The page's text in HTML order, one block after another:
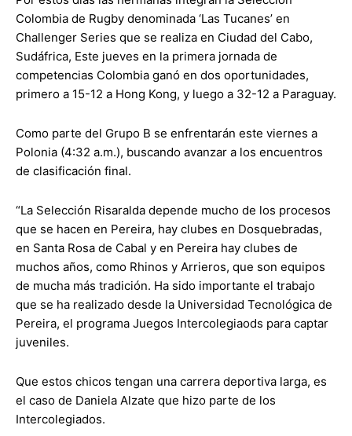
Colombia de Rugby denominada ‘Las Tucanes’ en
Challenger Series que se realiza en Ciudad del Cabo,
Sudáfrica, Este jueves en la primera jornada de
competencias Colombia ganó en dos oportunidades,
primero a 15-12 a Hong Kong, y luego a 32-12 a Paraguay.
Como parte del Grupo B se enfrentarán este viernes a
Polonia (4:32 a.m.), buscando avanzar a los encuentros
de clasificación final.
“La Selección Risaralda depende mucho de los procesos
que se hacen en Pereira, hay clubes en Dosquebradas,
en Santa Rosa de Cabal y en Pereira hay clubes de
muchos años, como Rhinos y Arrieros, que son equipos
de mucha más tradición. Ha sido importante el trabajo
que se ha realizado desde la Universidad Tecnológica de
Pereira, el programa Juegos Intercolegiaods para captar
juveniles.
Que estos chicos tengan una carrera deportiva larga, es
el caso de Daniela Alzate que hizo parte de los
Intercolegiados.